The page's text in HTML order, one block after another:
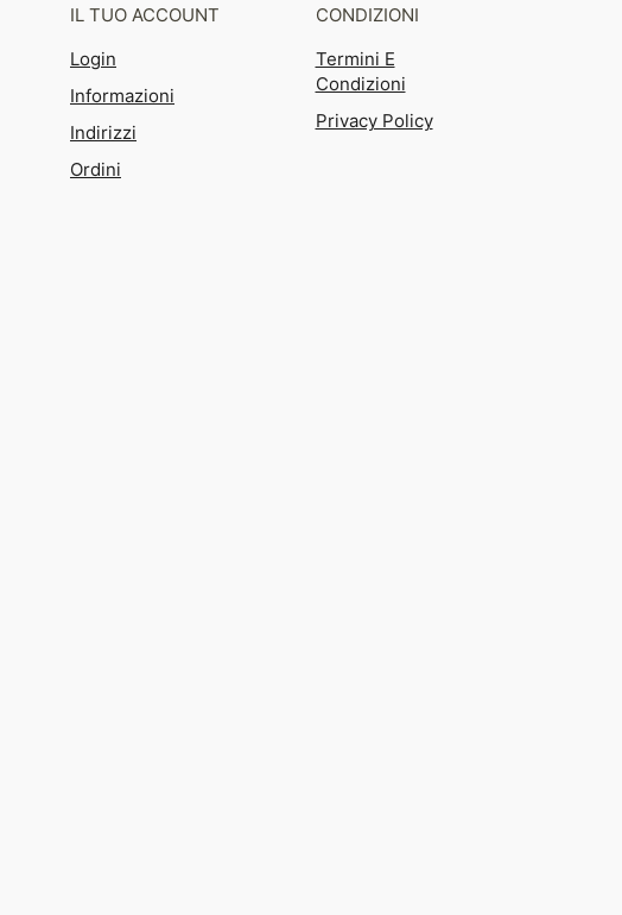
IL TUO ACCOUNT
Login
Informazioni
Indirizzi
Ordini
CONDIZIONI
Termini E
Condizioni
Privacy Policy